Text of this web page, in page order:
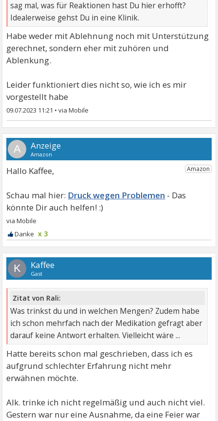
sag mal, was für Reaktionen hast Du hier erhofft?
Idealerweise gehst Du in eine Klinik.
Habe weder mit Ablehnung noch mit Unterstützung
gerechnet, sondern eher mit zuhören und
Ablenkung.
Leider funktioniert dies nicht so, wie ich es mir
vorgestellt habe
09.07.2023 11:21 •
A
Hallo Kaffee,
Druck wegen Problemen
x 3
K Kaffee
Gast
Zitat von Rali:
Was trinkst du und in welchen Mengen? Zudem habe
ich schon mehrfach nach der Medikation gefragt aber
darauf keine Antwort erhalten. Vielleicht wäre ...
Hatte bereits schon mal geschrieben, dass ich es
aufgrund schlechter Erfahrung nicht mehr
erwähnen möchte.
Alk. trinke ich nicht regelmäßig und auch nicht viel.
Gestern war nur eine Ausnahme, da eine Feier war